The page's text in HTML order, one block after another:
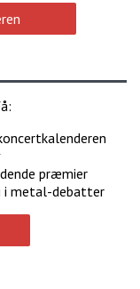
præmier
i metal-debatter